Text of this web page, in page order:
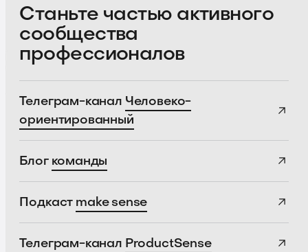
Станьте частью активного
сообщества
профессионалов
Телеграм-канал Человеко-
ориентированный
Блог команды
Подкаст make sense
Телеграм-канал ProductSense